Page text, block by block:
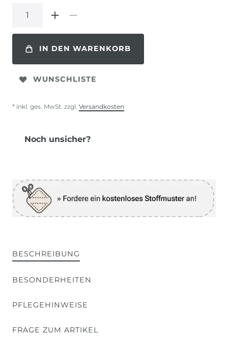
IN DEN WARENKORB
WUNSCHLISTE
* inkl. ges. MwSt. zzgl. Versandkosten
Noch unsicher?
BESCHREIBUNG
BESONDERHEITEN
PFLEGEHINWEISE
FRAGE ZUM ARTIKEL